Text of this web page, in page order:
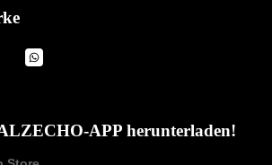
APP herunterladen!